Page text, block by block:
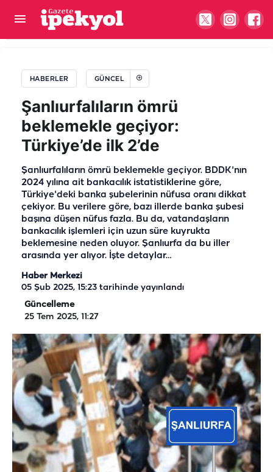
HABERLER GÜNCEL
Şanlıurfalıların ömrü
beklemekle geçiyor:
Türkiye’de ilk 2’de
Şanlıurfalıların ömrü beklemekle geçiyor. BDDK'nın
2024 yılına ait bankacılık istatistiklerine göre,
Türkiye'deki banka şubelerinin nüfusa oranı dikkat
çekiyor. Bu verilere göre, bazı illerde banka şubesi
başına düşen nüfus fazla. Bu da, vatandaşların
bankacılık işlemleri için uzun süre kuyrukta
beklemesine neden oluyor. Şanlıurfa da bu iller
arasında yer alıyor. İşte detaylar…
Haber Merkezi
05 Şub 2025, 15:23 tarihinde yayınlandı
Güncelleme
25 Tem 2025, 11:27
Şanlıurfa’da spot pazarında gerginlik! Yaralı var